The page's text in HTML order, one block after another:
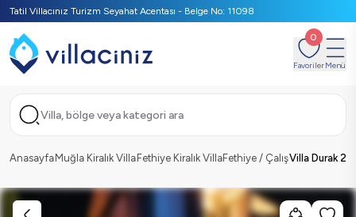
Tatil Villacınız Turizm Seyahat Acentası - Belge No: 11098
0
FavorilerMenü
Villa, bölge veya kategori ara
AnasayfaMuğla Kiralık VillaFethiye Kiralık VillaFethiye / ÇalışVilla Durak 2